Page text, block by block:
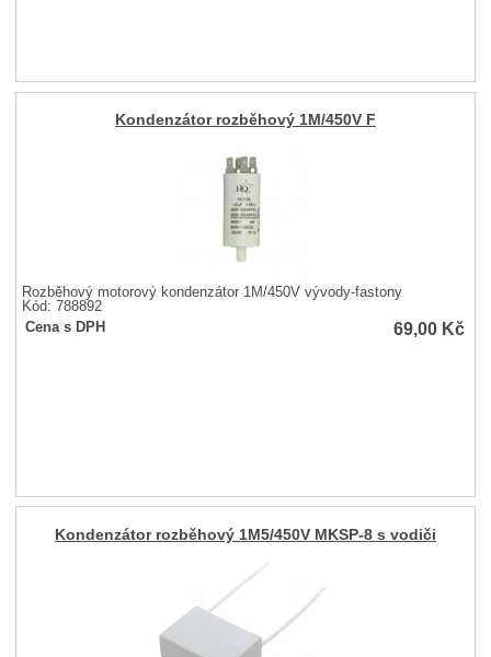
Kondenzátor rozběhový 1M/450V F
Rozběhový motorový kondenzátor 1M/450V vývody-fastony
Kód: 788892
Cena s DPH
69,00 Kč
Kondenzátor rozběhový 1M5/450V MKSP-8 s vodiči